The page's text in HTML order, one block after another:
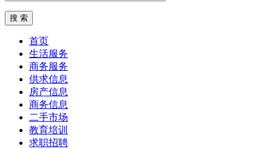
首页
生活服务
商务服务
供求信息
房产信息
商务信息
二手市场
教育培训
求职招聘